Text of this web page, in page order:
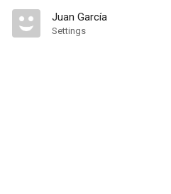
Juan García
Settings